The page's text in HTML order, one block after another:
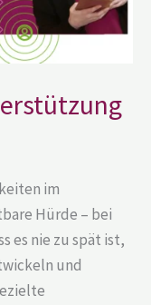
im
Hürde – bei
es nie zu spät ist,
und